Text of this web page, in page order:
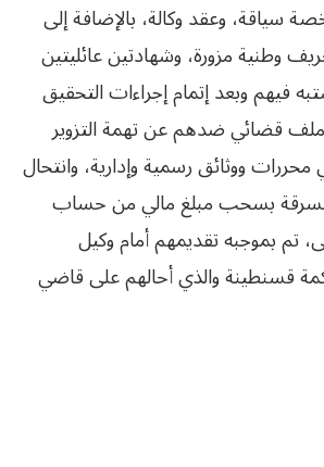
سياقة، وعقد وكالة، بالإضافة إلى
وطنية مزورة، وشهادتين عائليتين
فيهم وبعد إتمام إجراءات التحقيق
ملف قضائي ضدهم عن تهمة التزوير
ووثائق رسمية وإدارية، وانتحال
بسحب مبلغ مالي من حساب
بموجبه تقديمهم أمام وكيل
قسنطينة والذي أحالهم على قاضي